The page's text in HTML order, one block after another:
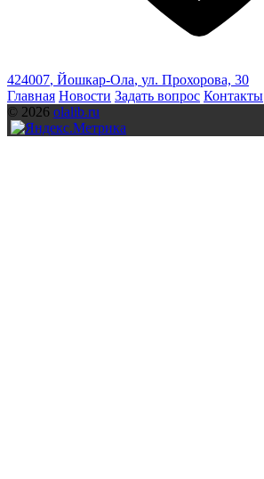
424007, Йошкар-Ола, ул. Прохорова, 30
Главная Новости Задать вопрос Контакты
© 2026 olalib.ru